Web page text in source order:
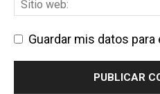
Guardar mis datos